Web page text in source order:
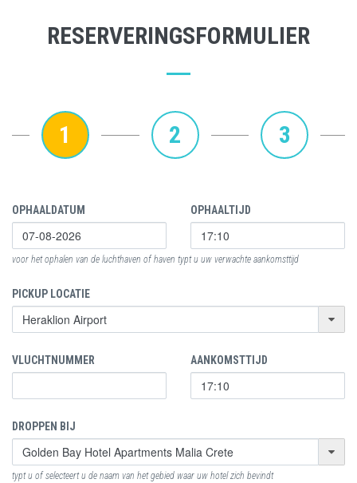
RESERVERINGSFORMULIER
1 2 3
OPHAALDATUM OPHAALTIJD
voor het ophalen van de luchthaven of haven typt u uw verwachte aankomsttijd
PICKUP LOCATIE
VLUCHTNUMMER AANKOMSTTIJD
DROPPEN BIJ
typt u of selecteert u de naam van het gebied waar uw hotel zich bevindt